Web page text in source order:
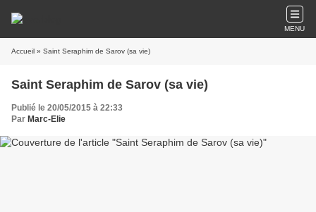
MENU
Accueil » Saint Seraphim de Sarov (sa vie)
Saint Seraphim de Sarov (sa vie)
Publié le 20/05/2015 à 22:33
Par Marc-Elie